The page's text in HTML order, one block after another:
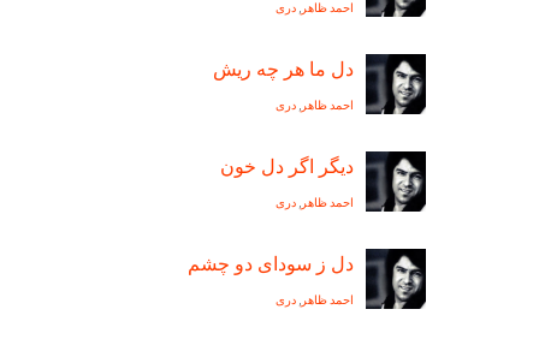
احمد ظاهر دری
دل ما هر چه ريش
احمد ظاهر دری
دیگر اگر دل خون
احمد ظاهر دری
دل ز سودای دو چشم
احمد ظاهر دری